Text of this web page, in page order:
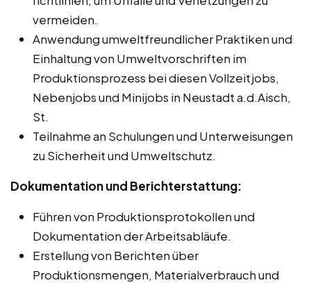
vermeiden.
Anwendung umweltfreundlicher Praktiken und
Einhaltung von Umweltvorschriften im
Produktionsprozess bei diesen Vollzeitjobs,
Nebenjobs und Minijobs in Neustadt a.d.Aisch,
St.
Teilnahme an Schulungen und Unterweisungen
zu Sicherheit und Umweltschutz.
Dokumentation und Berichterstattung:
Führen von Produktionsprotokollen und
Dokumentation der Arbeitsabläufe.
Erstellung von Berichten über
Produktionsmengen, Materialverbrauch und